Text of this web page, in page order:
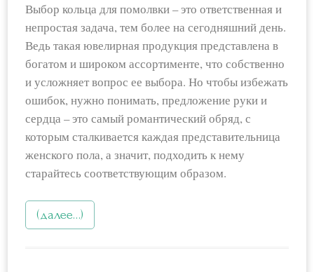
Выбор кольца для помолвки – это ответственная и
непростая задача, тем более на сегодняшний день.
Ведь такая ювелирная продукция представлена в
богатом и широком ассортименте, что собственно
и усложняет вопрос ее выбора. Но чтобы избежать
ошибок, нужно понимать, предложение руки и
сердца – это самый романтический обряд, с
которым сталкивается каждая представительница
женского пола, а значит, подходить к нему
старайтесь соответствующим образом.
(далее…)